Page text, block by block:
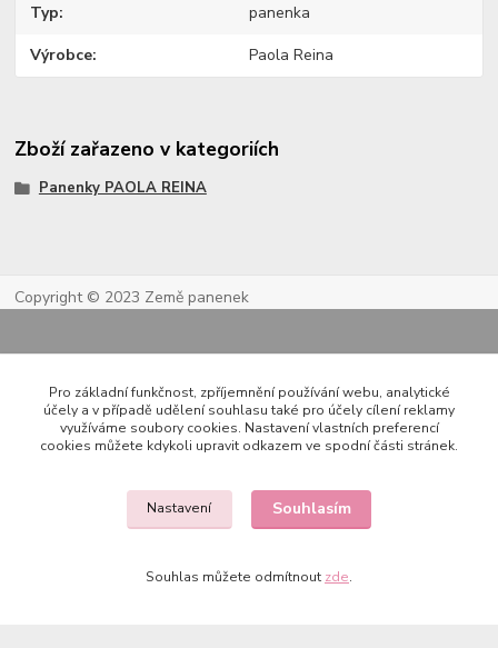
Typ panenka
Výrobce Paola Reina
Zboží zařazeno v kategoriích
Panenky PAOLA REINA
Copyright © 2023 Země panenek
Pro základní funkčnost, zpříjemnění používání webu, analytické
účely a v případě udělení souhlasu také pro účely cílení reklamy
využíváme soubory cookies. Nastavení vlastních preferencí
cookies můžete kdykoli upravit odkazem ve spodní části stránek.
Nastavení Souhlasím
Souhlas můžete odmítnout zde.